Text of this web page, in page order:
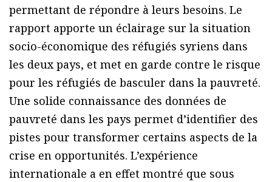
permettant de répondre à leurs besoins. Le
rapport apporte un éclairage sur la situation
socio-économique des réfugiés syriens dans
les deux pays, et met en garde contre le risque
pour les réfugiés de basculer dans la pauvreté.
Une solide connaissance des données de
pauvreté dans les pays permet d’identifier des
pistes pour transformer certains aspects de la
crise en opportunités. L’expérience
internationale a en effet montré que sous